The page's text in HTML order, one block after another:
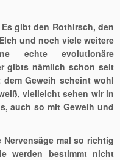
gibt den Rothirsch, den
und noch viele weitere
echte evolutionäre
gibts nämlich schon seit
Geweih scheint wohl
vielleicht sehen wir in
auch so mit Geweih und
mal so richtig
werden bestimmt nicht